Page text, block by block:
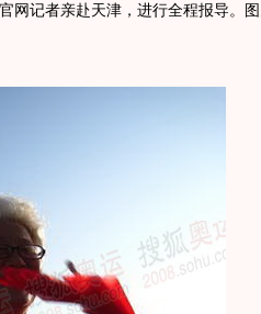
网记者亲赴天津，进行全程报导。